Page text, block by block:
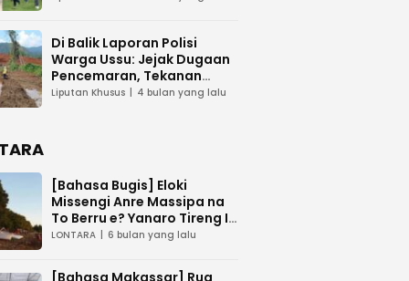
Di Balik Laporan Polisi
Warga Ussu: Jejak Dugaan
Pencemaran, Tekanan
Hukum, dan Desakan
Liputan Khusus 4 bulan yang lalu
[Bahasa Bugis] ‎Eloki
Missengi Anre Massipa na
To Berru e? Yanaro Tireng I
Tunue
LONTARA 6 bulan yang lalu
[Bahasa Makassar] Rua